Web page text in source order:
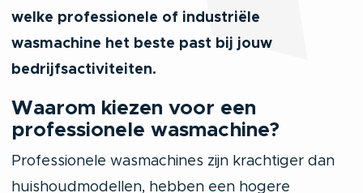
welke professionele of industriële
wasmachine het beste past bij jouw
bedrijfsactiviteiten.
Waarom kiezen voor een
professionele wasmachine?
Professionele wasmachines zijn krachtiger dan
huishoudmodellen, hebben een hogere